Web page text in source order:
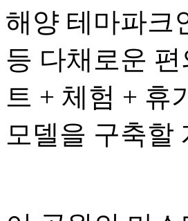
해양 테마파크
등 다채로운
트 + 체험 + 휴
모델을 구축할